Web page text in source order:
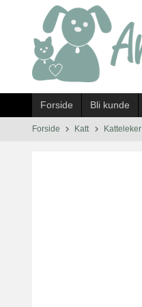
innholdet
Forside Bli kunde
Forside Katt Katteleker